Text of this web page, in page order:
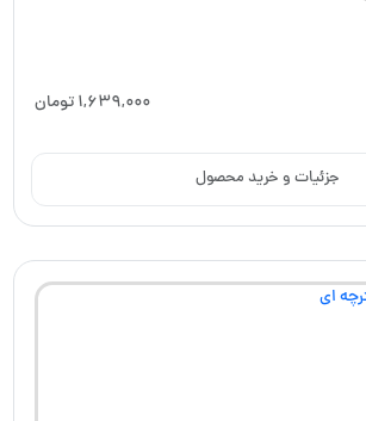
1,639,000تومان
جزئیات و خرید محصول